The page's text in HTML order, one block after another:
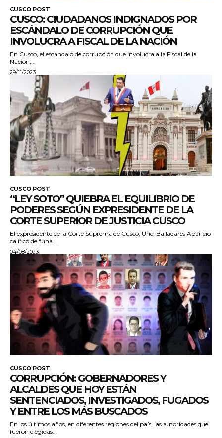
CUSCO POST
CUSCO: CIUDADANOS INDIGNADOS POR
ESCÁNDALO DE CORRUPCIÓN QUE
INVOLUCRA A FISCAL DE LA NACIÓN
En Cusco, el escándalo de corrupción que involucra a la Fiscal de la
Nación,...
29/11/2023
CUSCO POST
“LEY SOTO” QUIEBRA EL EQUILIBRIO DE
PODERES SEGÚN EXPRESIDENTE DE LA
CORTE SUPERIOR DE JUSTICIA CUSCO
El expresidente de la Corte Suprema de Cusco, Uriel Balladares Aparicio
calificó de “una...
04/08/2023
CUSCO POST
CORRUPCIÓN: GOBERNADORES Y
ALCALDES QUE HOY ESTÁN
SENTENCIADOS, INVESTIGADOS, FUGADOS
Y ENTRE LOS MÁS BUSCADOS
En los últimos años, en diferentes regiones del país, las autoridades que
fueron elegidas...